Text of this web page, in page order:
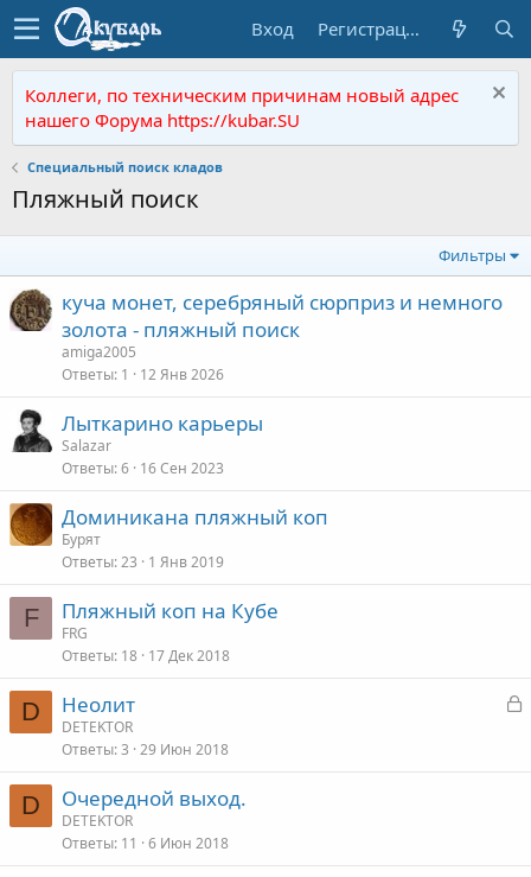
Вход Регистрация
Коллеги, по техническим причинам новый адрес
нашего Форума https://kubar.SU
Специальный поиск кладов
Пляжный поиск
Фильтры
куча монет, серебряный сюрприз и немного
золота - пляжный поиск
amiga2005
Ответы 1 12 Янв 2026
Лыткарино карьеры
Salazar
Ответы 6 16 Сен 2023
Доминикана пляжный коп
Бурят
Ответы 23 1 Янв 2019
F Пляжный коп на Кубе
FRG
Ответы 18 17 Дек 2018
D
З
Неолит
DETEKTOR
Ответы 3 29 Июн 2018
D Очередной выход.
DETEKTOR
Ответы 11 6 Июн 2018